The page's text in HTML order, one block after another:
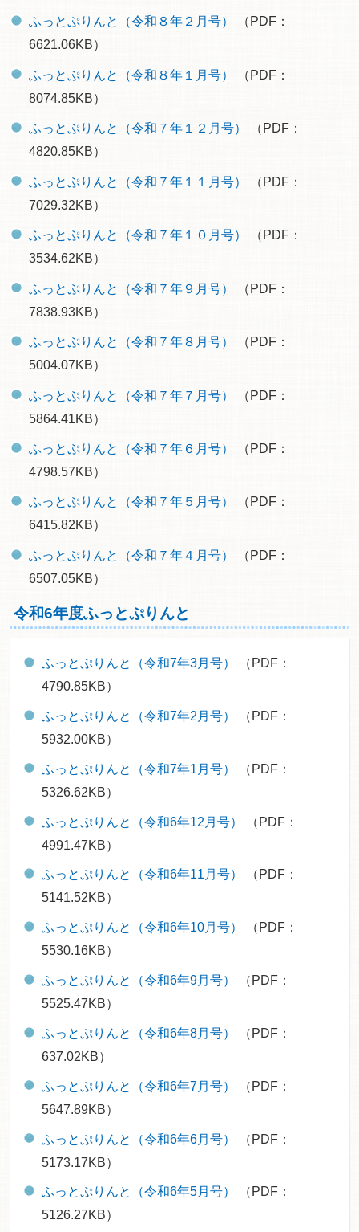
ふっとぷりんと（令和８年２月号）
（PDF：
6621.06KB）
ふっとぷりんと（令和８年１月号）
（PDF：
8074.85KB）
ふっとぷりんと（令和７年１２月号）
（PDF：
4820.85KB）
ふっとぷりんと（令和７年１１月号）
（PDF：
7029.32KB）
ふっとぷりんと（令和７年１０月号）
（PDF：
3534.62KB）
ふっとぷりんと（令和７年９月号）
（PDF：
7838.93KB）
ふっとぷりんと（令和７年８月号）
（PDF：
5004.07KB）
ふっとぷりんと（令和７年７月号）
（PDF：
5864.41KB）
ふっとぷりんと（令和７年６月号）
（PDF：
4798.57KB）
ふっとぷりんと（令和７年５月号）
（PDF：
6415.82KB）
ふっとぷりんと（令和７年４月号）
（PDF：
6507.05KB）
令和6年度ふっとぷりんと
ふっとぷりんと（令和7年3月号）
（PDF：
4790.85KB）
ふっとぷりんと（令和7年2月号）
（PDF：
5932.00KB）
ふっとぷりんと（令和7年1月号）
（PDF：
5326.62KB）
ふっとぷりんと（令和6年12月号）
（PDF：
4991.47KB）
ふっとぷりんと（令和6年11月号）
（PDF：
5141.52KB）
ふっとぷりんと（令和6年10月号）
（PDF：
5530.16KB）
ふっとぷりんと（令和6年9月号）
（PDF：
5525.47KB）
ふっとぷりんと（令和6年8月号）
（PDF：
637.02KB）
ふっとぷりんと（令和6年7月号）
（PDF：
5647.89KB）
ふっとぷりんと（令和6年6月号）
（PDF：
5173.17KB）
ふっとぷりんと（令和6年5月号）
（PDF：
5126.27KB）